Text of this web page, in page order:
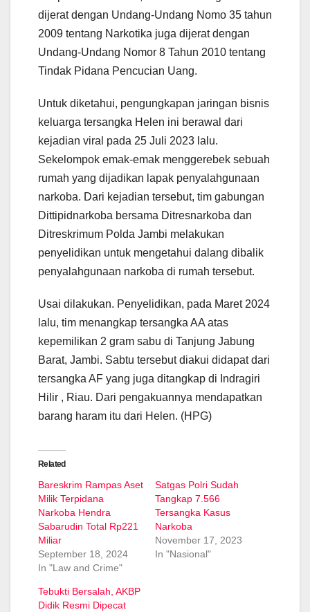
dijerat dengan Undang-Undang Nomo 35 tahun
2009 tentang Narkotika juga dijerat dengan
Undang-Undang Nomor 8 Tahun 2010 tentang
Tindak Pidana Pencucian Uang.
Untuk diketahui, pengungkapan jaringan bisnis
keluarga tersangka Helen ini berawal dari
kejadian viral pada 25 Juli 2023 lalu.
Sekelompok emak-emak menggerebek sebuah
rumah yang dijadikan lapak penyalahgunaan
narkoba. Dari kejadian tersebut, tim gabungan
Dittipidnarkoba bersama Ditresnarkoba dan
Ditreskrimum Polda Jambi melakukan
penyelidikan untuk mengetahui dalang dibalik
penyalahgunaan narkoba di rumah tersebut.
Usai dilakukan. Penyelidikan, pada Maret 2024
lalu, tim menangkap tersangka AA atas
kepemilikan 2 gram sabu di Tanjung Jabung
Barat, Jambi. Sabtu tersebut diakui didapat dari
tersangka AF yang juga ditangkap di Indragiri
Hilir , Riau. Dari pengakuannya mendapatkan
barang haram itu dari Helen. (HPG)
Related
Bareskrim Rampas Aset
Milik Terpidana
Narkoba Hendra
Sabarudin Total Rp221
Miliar
September 18, 2024
In "Law and Crime"
Satgas Polri Sudah
Tangkap 7.566
Tersangka Kasus
Narkoba
November 17, 2023
In "Nasional"
Tebukti Bersalah, AKBP
Didik Resmi Dipecat